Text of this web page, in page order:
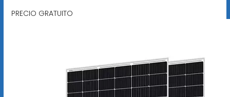
PRECIO GRATUITO